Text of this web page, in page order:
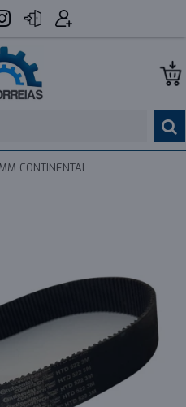
CONTINENTAL